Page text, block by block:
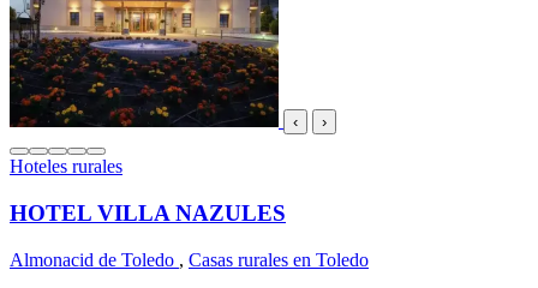
‹ ›
Hoteles rurales
HOTEL VILLA NAZULES
Almonacid de Toledo , Casas rurales en Toledo